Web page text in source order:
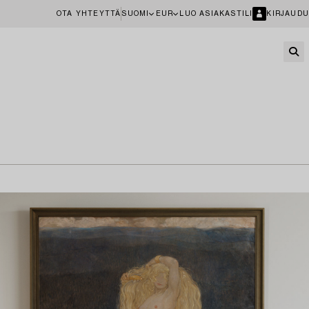
OTA YHTEYTTÄ SUOMI EUR LUO ASIAKASTILI KIRJAUDU